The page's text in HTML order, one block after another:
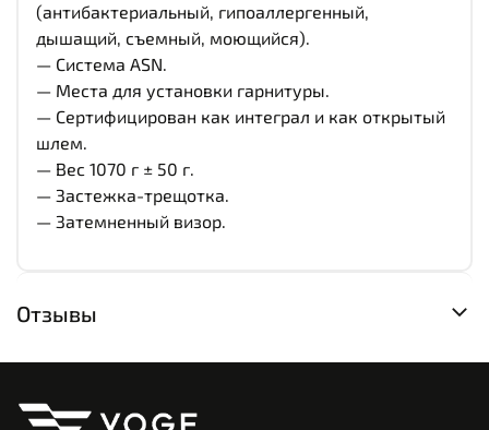
(антибактериальный, гипоаллергенный,
дышащий, съемный, моющийся).
— Система ASN.
— Места для установки гарнитуры.
— Сертифицирован как интеграл и как открытый
шлем.
— Вес 1070 г ± 50 г.
— Застежка-трещотка.
— Затемненный визор.
Отзывы